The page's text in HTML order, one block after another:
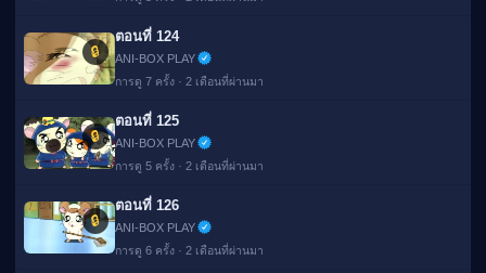
🔒
ตอนที่ 124
ANI-BOX PLAY
การดู 7 ครั้ง · 2 เดือนที่ผ่านมา
🔒
ตอนที่ 125
ANI-BOX PLAY
การดู 5 ครั้ง · 2 เดือนที่ผ่านมา
🔒
ตอนที่ 126
ANI-BOX PLAY
การดู 6 ครั้ง · 2 เดือนที่ผ่านมา